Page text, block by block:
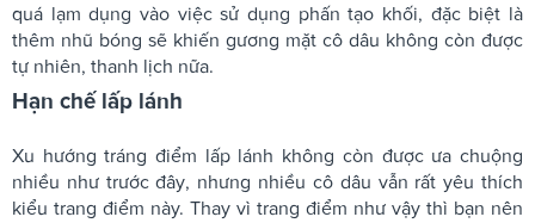
quá lạm dụng vào việc sử dụng phấn tạo khối, đặc biệt là
thêm nhũ bóng sẽ khiến gương mặt cô dâu không còn được
tự nhiên, thanh lịch nữa.
Hạn chế lấp lánh
Xu hướng tráng điểm lấp lánh không còn được ưa chuộng
nhiều như trước đây, nhưng nhiều cô dâu vẫn rất yêu thích
kiểu trang điểm này. Thay vì trang điểm như vậy thì bạn nên